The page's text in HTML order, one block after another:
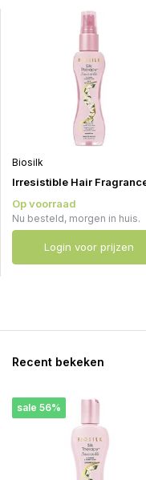
Biosilk
Irresistible Hair
Op voorraad
Nu besteld, morgen in huis.
Login voor prijzen
Recent bekeken
sale 56%